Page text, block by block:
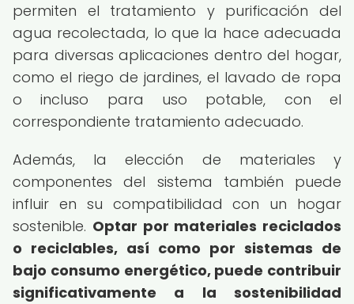
permiten el tratamiento y purificación del
agua recolectada, lo que la hace adecuada
para diversas aplicaciones dentro del hogar,
como el riego de jardines, el lavado de ropa
o incluso para uso potable, con el
correspondiente tratamiento adecuado.
Además, la elección de materiales y
componentes del sistema también puede
influir en su compatibilidad con un hogar
sostenible. Optar por materiales reciclados
o reciclables, así como por sistemas de
bajo consumo energético, puede contribuir
significativamente a la sostenibilidad